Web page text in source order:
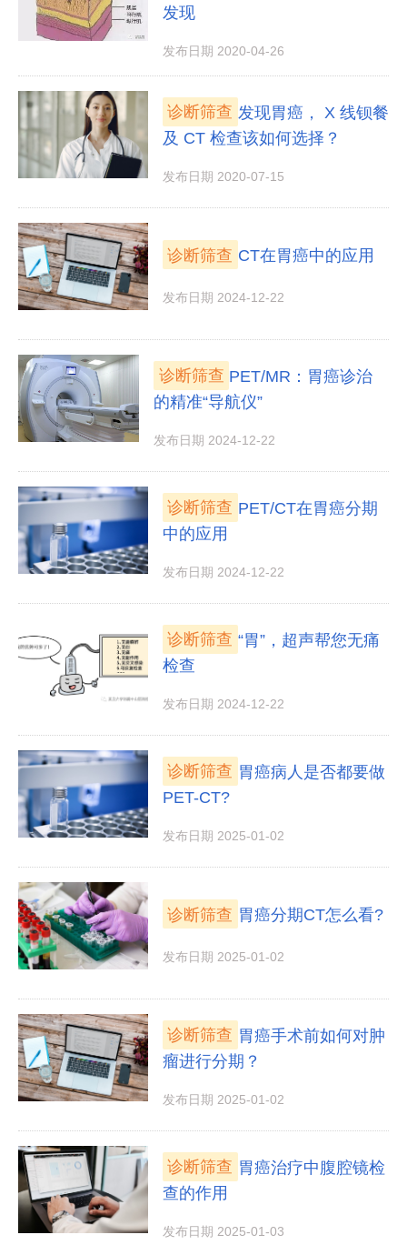
发现
发布日期 2020-04-26
诊断筛查 发现胃癌， X 线钡餐
及 CT 检查该如何选择？
发布日期 2020-07-15
诊断筛查 CT在胃癌中的应用
发布日期 2024-12-22
诊断筛查 PET/MR：胃癌诊治
的精准“导航仪”
发布日期 2024-12-22
诊断筛查 PET/CT在胃癌分期
中的应用
发布日期 2024-12-22
诊断筛查 “胃”，超声帮您无痛
检查
发布日期 2024-12-22
诊断筛查 胃癌病人是否都要做
PET-CT?
发布日期 2025-01-02
诊断筛查 胃癌分期CT怎么看?
发布日期 2025-01-02
诊断筛查 胃癌手术前如何对肿
瘤进行分期？
发布日期 2025-01-02
诊断筛查 胃癌治疗中腹腔镜检
查的作用
发布日期 2025-01-03